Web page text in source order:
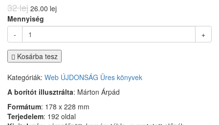
32 lej 26.00 lej
Mennyiség
-
+
Kosárba tesz
Kategóriák: Web ÚJDONSÁG Üres könyvek
A borítót illusztrálta: Márton Árpád
Formátum: 178 x 228 mm
Terjedelem: 192 oldal